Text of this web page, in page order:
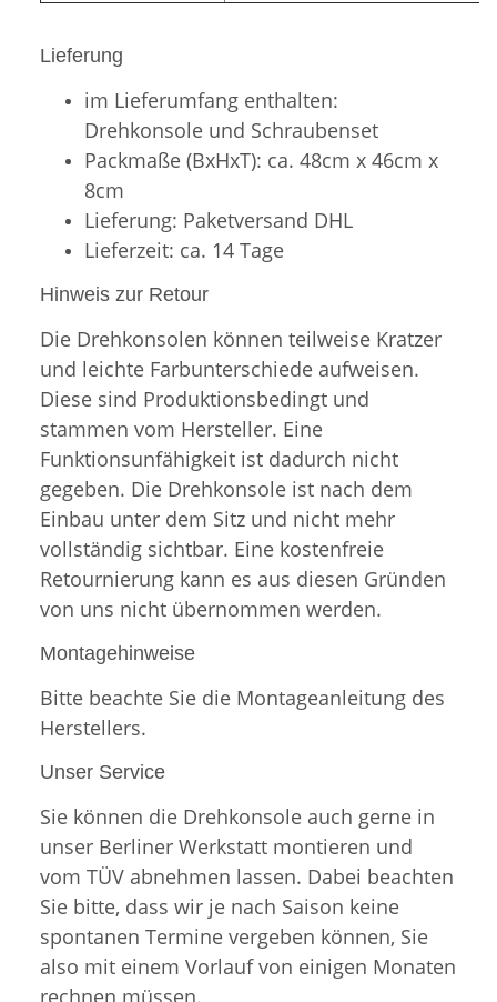
Lieferung
im Lieferumfang enthalten:
Drehkonsole und Schraubenset
Packmaße (BxHxT): ca. 48cm x 46cm x
8cm
Lieferung: Paketversand DHL
Lieferzeit: ca. 14 Tage
Hinweis zur Retour
Die Drehkonsolen können teilweise Kratzer
und leichte Farbunterschiede aufweisen.
Diese sind Produktionsbedingt und
stammen vom Hersteller. Eine
Funktionsunfähigkeit ist dadurch nicht
gegeben. Die Drehkonsole ist nach dem
Einbau unter dem Sitz und nicht mehr
vollständig sichtbar. Eine kostenfreie
Retournierung kann es aus diesen Gründen
von uns nicht übernommen werden.
Montagehinweise
Bitte beachte Sie die Montageanleitung des
Herstellers.
Unser Service
Sie können die Drehkonsole auch gerne in
unser Berliner Werkstatt montieren und
vom TÜV abnehmen lassen. Dabei beachten
Sie bitte, dass wir je nach Saison keine
spontanen Termine vergeben können, Sie
also mit einem Vorlauf von einigen Monaten
rechnen müssen.